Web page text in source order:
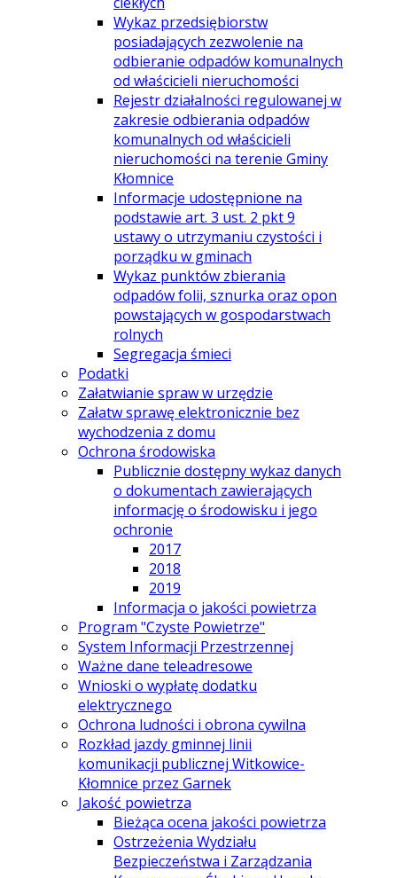
Wykaz przedsiębiorstw
posiadających zezwolenie na
odbieranie odpadów komunalnych
od właścicieli nieruchomości
Rejestr działalności regulowanej w
zakresie odbierania odpadów
komunalnych od właścicieli
nieruchomości na terenie Gminy
Kłomnice
Informacje udostępnione na
podstawie art. 3 ust. 2 pkt 9
ustawy o utrzymaniu czystości i
porządku w gminach
Wykaz punktów zbierania
odpadów folii, sznurka oraz opon
powstających w gospodarstwach
rolnych
Segregacja śmieci
Podatki
Załatwianie spraw w urzędzie
Załatw sprawę elektronicznie bez
wychodzenia z domu
Ochrona środowiska
Publicznie dostępny wykaz danych
o dokumentach zawierających
informację o środowisku i jego
ochronie
2017
2018
2019
Informacja o jakości powietrza
Program "Czyste Powietrze"
System Informacji Przestrzennej
Ważne dane teleadresowe
Wnioski o wypłatę dodatku
elektrycznego
Ochrona ludności i obrona cywilna
Rozkład jazdy gminnej linii
komunikacji publicznej Witkowice-
Kłomnice przez Garnek
Jakość powietrza
Bieżąca ocena jakości powietrza
Ostrzeżenia Wydziału
Bezpieczeństwa i Zarządzania